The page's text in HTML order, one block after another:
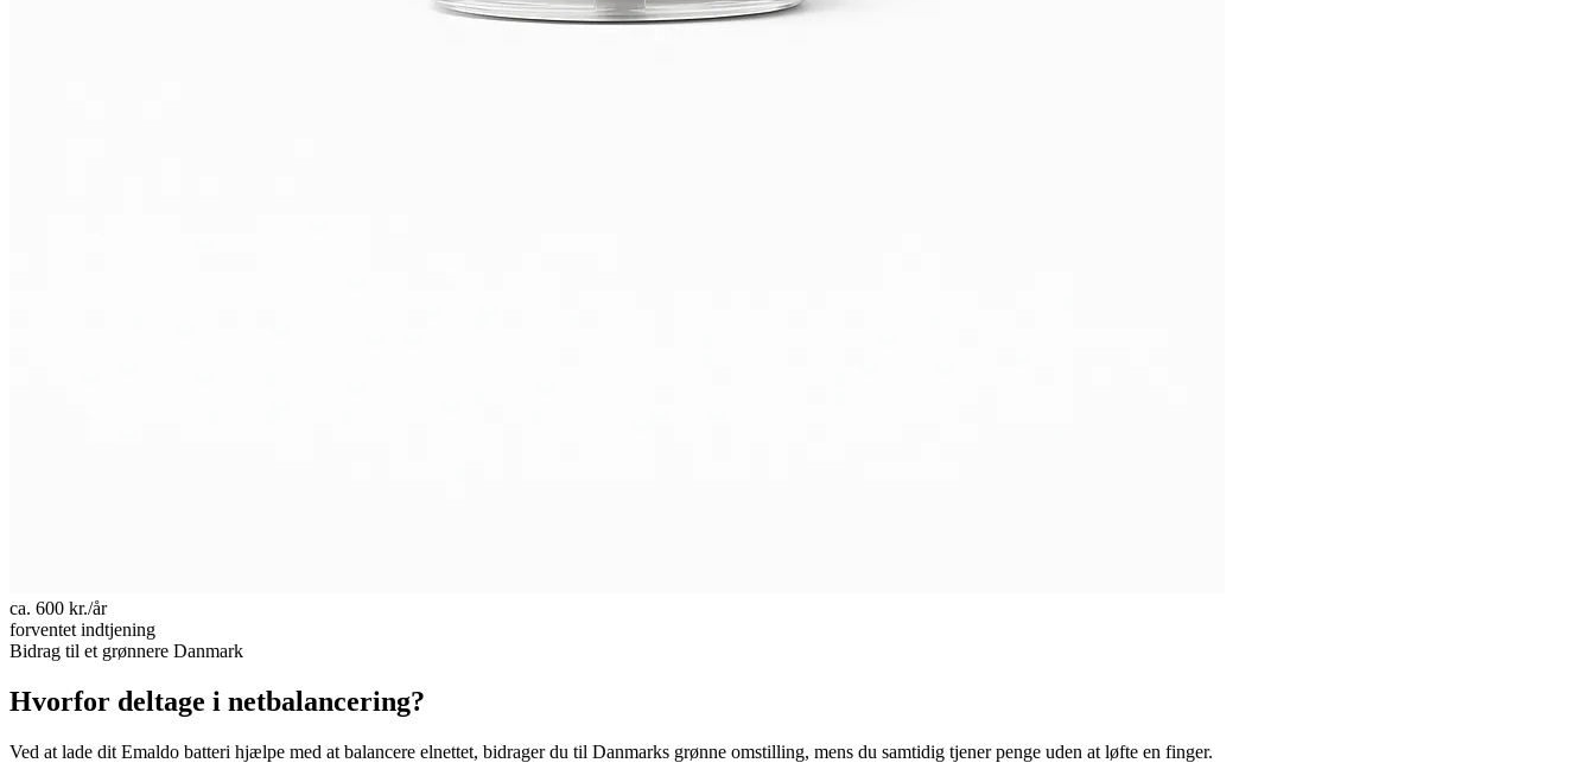
ca. 600 kr./år
forventet indtjening
Bidrag til et grønnere Danmark
Hvorfor deltage i netbalancering?
Ved at lade dit Emaldo batteri hjælpe med at balancere elnettet, bidrager du til Danmarks grønne omstilling, mens du samtidig tjener penge uden at løfte en finger.